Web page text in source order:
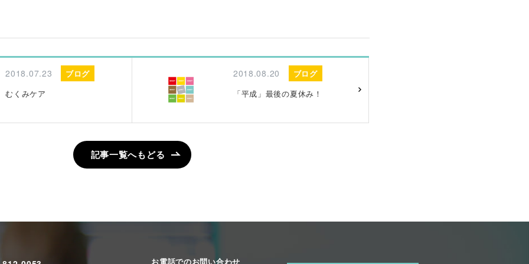
2018.07.23 ブログ
むくみケア
2018.08.20 ブログ
「平成」最後の夏休み！
記事一覧へもどる
お電話でのお問い合わせ